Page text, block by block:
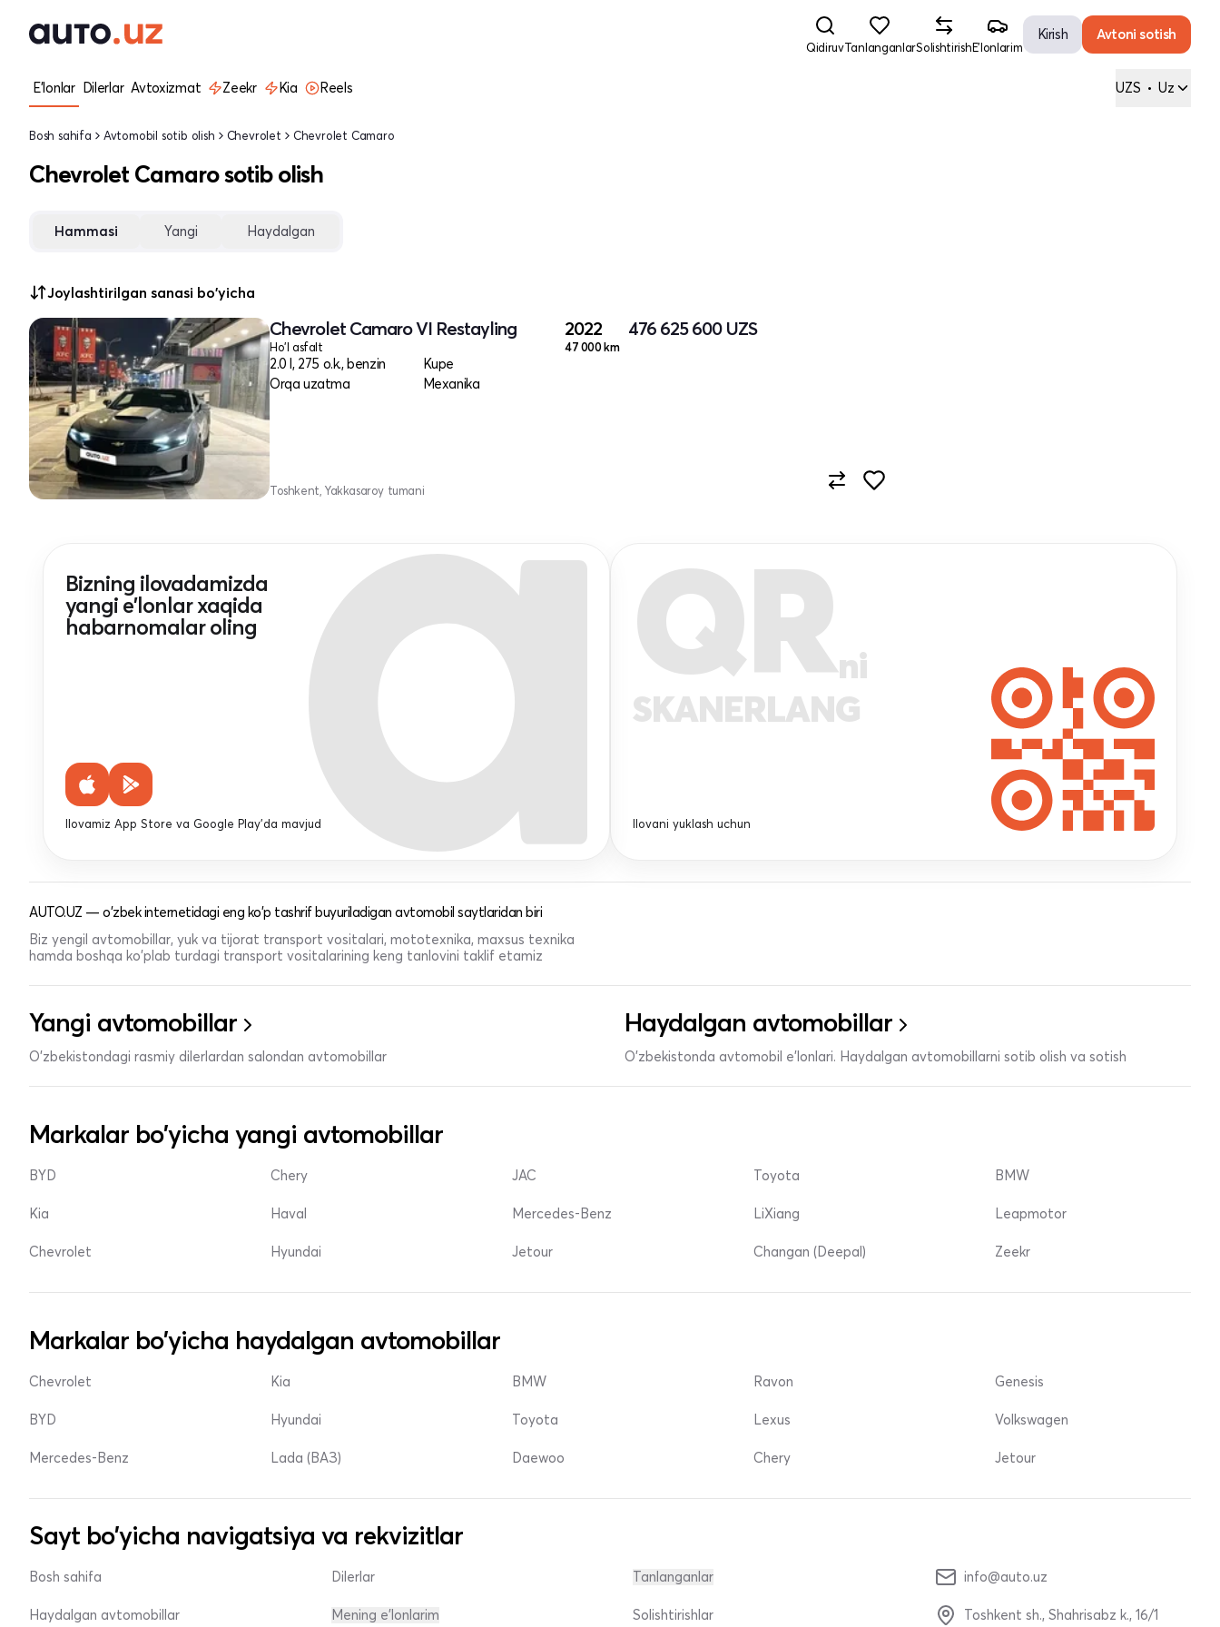
QidiruvTanlanganlarSolishtirishE'lonlarim
Kirish Avtoni sotish
E'lonlar Dilerlar Avtoxizmat Zeekr Kia Reels UZS • Uz
Bosh sahifa Avtomobil sotib olish Chevrolet Chevrolet Camaro
Chevrolet Camaro sotib olish
Hammasi Yangi Haydalgan
Joylashtirilgan sanasi bo'yicha
Chevrolet Camaro VI Restayling
Ho'l asfalt
2.0 l, 275 o.k., benzin
Kupe
Orqa uzatma
Mexanika
2022
47 000 km
476 625 600 UZS
Toshkent, Yakkasaroy tumani
Bizning ilovadamizda
yangi e'lonlar xaqida
habarnomalar oling
Ilovamiz App Store va Google Play'da mavjud
QRni
SKANERLANG
Ilovani yuklash uchun
AUTO.UZ — o'zbek internetidagi eng ko'p tashrif buyuriladigan avtomobil saytlaridan biri
Biz yengil avtomobillar, yuk va tijorat transport vositalari, mototexnika, maxsus texnika
hamda boshqa ko'plab turdagi transport vositalarining keng tanlovini taklif etamiz
Yangi avtomobillar
O'zbekistondagi rasmiy dilerlardan salondan avtomobillar
Haydalgan avtomobillar
O'zbekistonda avtomobil e’lonlari. Haydalgan avtomobillarni sotib olish va sotish
Markalar bo'yicha yangi avtomobillar
BYD
Kia
Chevrolet
Chery
Haval
Hyundai
JAC
Mercedes-Benz
Jetour
Toyota
LiXiang
Changan (Deepal)
BMW
Leapmotor
Zeekr
Markalar bo'yicha haydalgan avtomobillar
Chevrolet
BYD
Mercedes-Benz
Kia
Hyundai
Lada (ВАЗ)
BMW
Toyota
Daewoo
Ravon
Lexus
Chery
Genesis
Volkswagen
Jetour
Sayt bo'yicha navigatsiya va rekvizitlar
Bosh sahifa
Haydalgan avtomobillar
Dilerlar
Mening e'lonlarim
Tanlanganlar
Solishtirishlar
info@auto.uz
Toshkent sh., Shahrisabz k., 16/1